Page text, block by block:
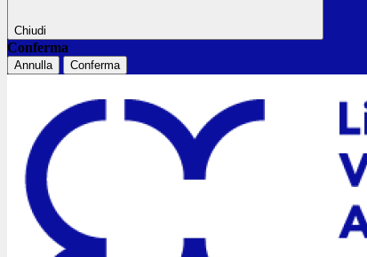
Chiudi
Conferma
Annulla Conferma